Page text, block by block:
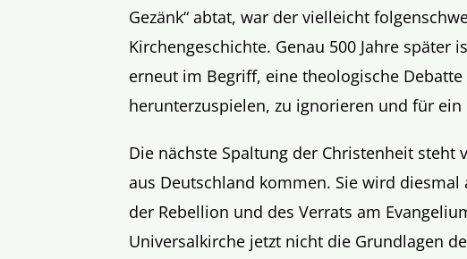
Gezänk“ abtat, war der vielleicht
Kirchengeschichte. Genau 500 Jahre später
erneut im Begriff, eine theologische
herunterzuspielen, zu ignorieren und für
Die nächste Spaltung der Christenheit steht
aus Deutschland kommen. Sie wird
der Rebellion und des Verrats am
Universalkirche jetzt nicht die Grundlagen